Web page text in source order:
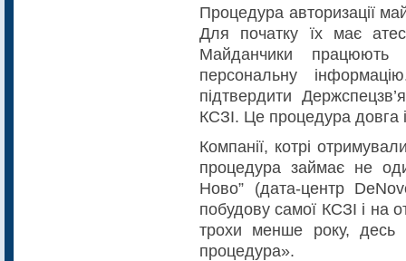
Процедура авторизації
Для початку їх має
Майданчики працюють
персональну
підтвердити
КСЗІ. Це процедура довга
Компанії, котрі
процедура займає не
Ново” (дата-центр
побудову самої КСЗІ і на
трохи менше року, десь
процедура».